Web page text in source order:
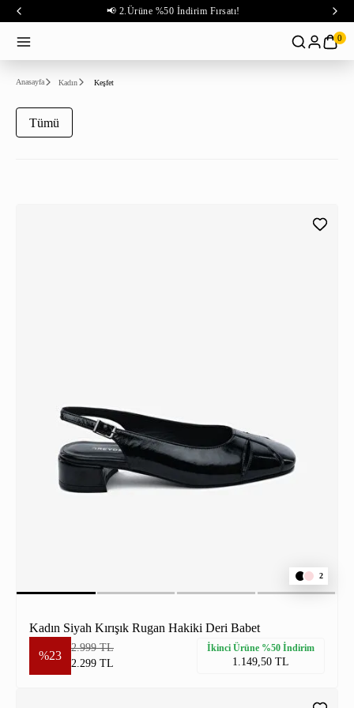
📢 2.Ürüne %50 İndirim Fırsatı!
0
Anasayfa Kadın Keşfet
Tümü
2
Kadın Siyah Kırışık Rugan Hakiki Deri Babet
%23
2.999 TL
2.299 TL
İkinci Ürüne %50 İndirim
1.149,50 TL